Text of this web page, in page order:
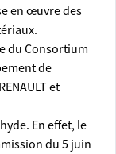
en œuvre des
du Consortium
de
et
En effet, le
du 5 juin